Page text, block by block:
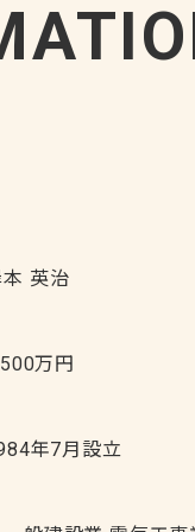
本 英治
万円
年7月設立